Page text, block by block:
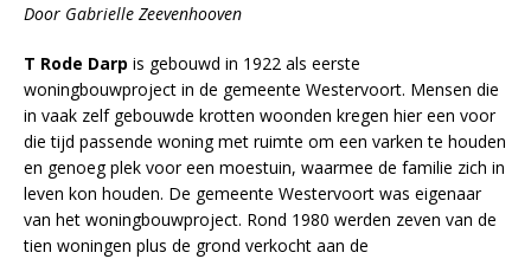
Door Gabrielle Zeevenhooven
T Rode Darp is gebouwd in 1922 als eerste
woningbouwproject in de gemeente Westervoort. Mensen die
in vaak zelf gebouwde krotten woonden kregen hier een voor
die tijd passende woning met ruimte om een varken te houden
en genoeg plek voor een moestuin, waarmee de familie zich in
leven kon houden. De gemeente Westervoort was eigenaar
van het woningbouwproject. Rond 1980 werden zeven van de
tien woningen plus de grond verkocht aan de